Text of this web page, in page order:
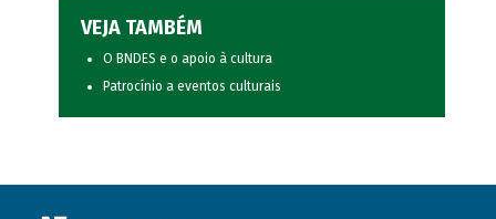
VEJA TAMBÉM
O BNDES e o apoio à cultura
Patrocínio a eventos culturais